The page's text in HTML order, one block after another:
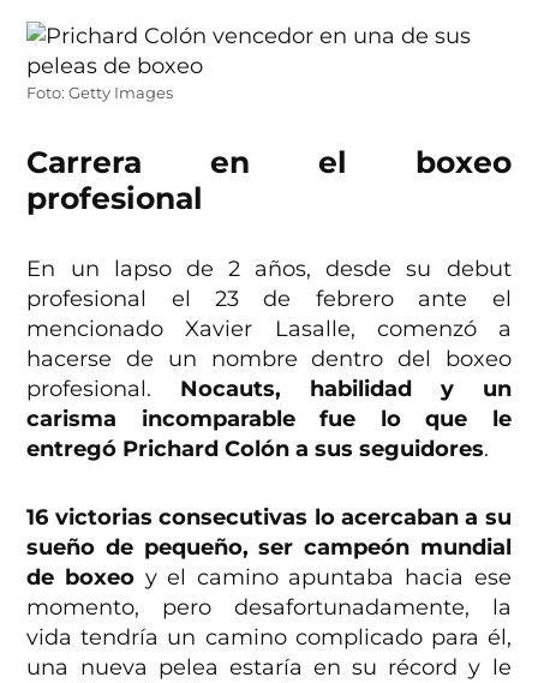
Foto: Getty Images
Carrera en el boxeo
profesional
En un lapso de 2 años, desde su debut
profesional el 23 de febrero ante el
mencionado Xavier Lasalle, comenzó a
hacerse de un nombre dentro del boxeo
profesional. Nocauts, habilidad y un
carisma incomparable fue lo que le
entregó Prichard Colón a sus seguidores.
16 victorias consecutivas lo acercaban a su
sueño de pequeño, ser campeón mundial
de boxeo y el camino apuntaba hacia ese
momento, pero desafortunadamente, la
vida tendría un camino complicado para él,
una nueva pelea estaría en su récord y le